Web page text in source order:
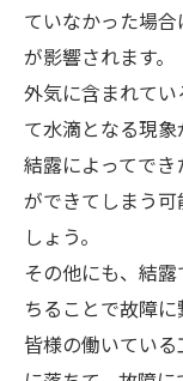
ていなかった場
が影響されます。
外気に含まれて
て水滴となる現象
結露によってで
ができてしまう
しょう。
その他にも、結
ちることで故障に
皆様の働いてい